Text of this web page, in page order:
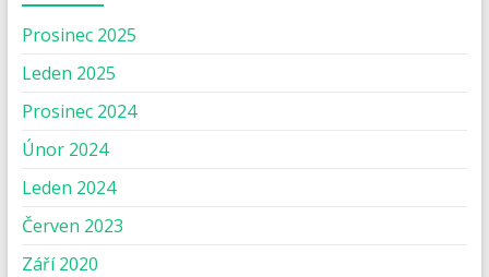
Prosinec 2025
Leden 2025
Prosinec 2024
Únor 2024
Leden 2024
Červen 2023
Září 2020